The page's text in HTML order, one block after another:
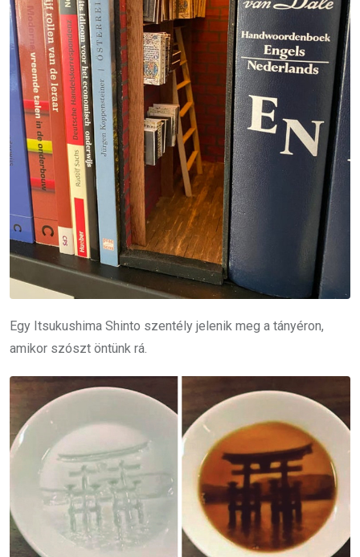
Egy Itsukushima Shinto szentély jelenik meg a tányéron,
amikor szószt öntünk rá.